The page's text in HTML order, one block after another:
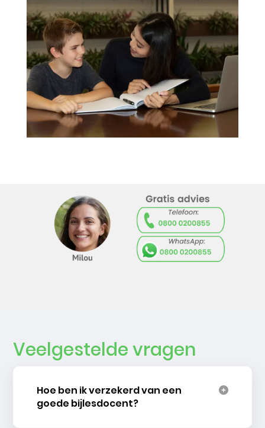
Veelgestelde vragen
Hoe ben ik verzekerd van een
goede bijlesdocent?